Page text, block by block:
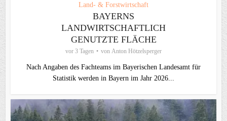
Land- & Forstwirtschaft
BAYERNS
LANDWIRTSCHAFTLICH
GENUTZTE FLÄCHE
vor 3 Tagen von Anton Hötzelsperger
Nach Angaben des Fachteams im Bayerischen Landesamt für
Statistik werden in Bayern im Jahr 2026...